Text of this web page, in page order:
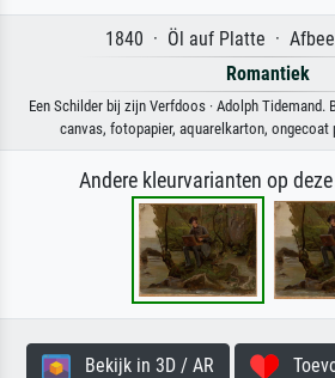
1840 · Öl auf Platte ·
Romantiek
Een Schilder bij zijn Verfdoos · Adolph
canvas, fotopapier, aquarelkarton, ongecoat
Andere kleurvarianten op
Bekijk in 3D / AR